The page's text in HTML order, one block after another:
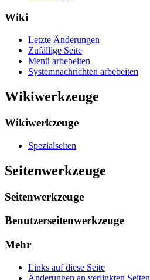
Wiki
Letzte Änderungen
Zufällige Seite
Menü arbebeiten
Systemnachrichten arbebeiten
Wikiwerkzeuge
Wikiwerkzeuge
Spezialseiten
Seitenwerkzeuge
Seitenwerkzeuge
Benutzerseitenwerkzeuge
Mehr
Links auf diese Seite
Änderungen an verlinkten Seiten